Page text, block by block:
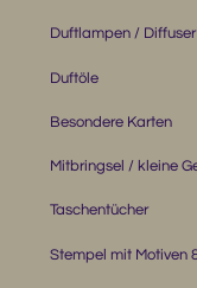
Duftlampen / Diffuser
Duftöle
Besondere Karten
Mitbringsel / kleine
Taschentücher
Stempel mit Motiven